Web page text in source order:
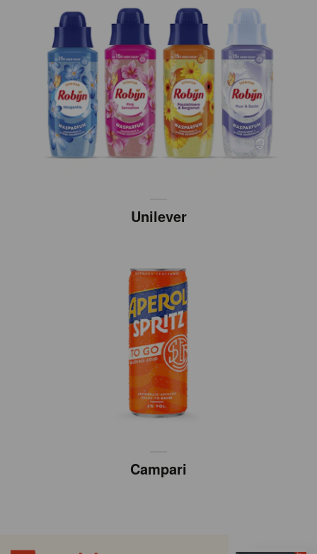
Unilever
Campari